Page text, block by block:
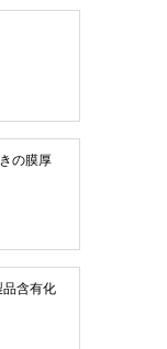
の膜厚
品含有化